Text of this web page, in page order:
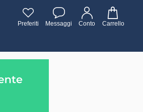
Preferiti Messaggi Conto Carrello